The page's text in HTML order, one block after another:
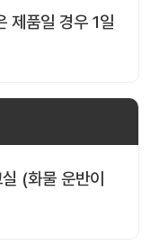
제품일 경우 1일
(화물 운반이